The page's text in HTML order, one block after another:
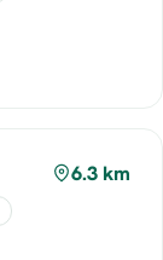
6.3 km